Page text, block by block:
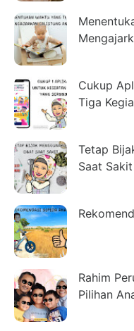
Cukup
Tiga
Tetap
Saat Sakit
Rahim
Pilihan